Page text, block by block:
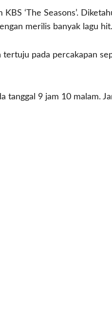
‘The Seasons’.
merilis banyak lagu hit.
pada percakapan
tanggal 9 jam 10 malam.